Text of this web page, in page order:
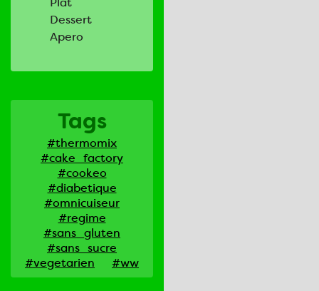
Dessert
Apero
Tags
#thermomix
#cake_factory
#cookeo
#diabetique
#omnicuiseur
#regime
#sans_gluten
#sans_sucre
#vegetarien
#ww